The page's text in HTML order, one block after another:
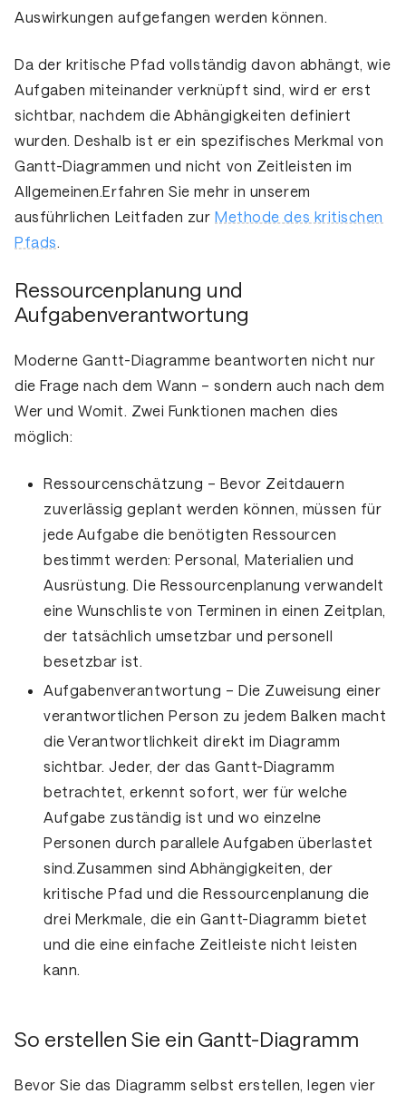
Auswirkungen aufgefangen werden können.
Da der kritische Pfad vollständig davon abhängt, wie
Aufgaben miteinander verknüpft sind, wird er erst
sichtbar, nachdem die Abhängigkeiten definiert
wurden. Deshalb ist er ein spezifisches Merkmal von
Gantt-Diagrammen und nicht von Zeitleisten im
Allgemeinen.Erfahren Sie mehr in unserem
ausführlichen Leitfaden zurMethode des kritischen
Pfads.
Ressourcenplanung und
Aufgabenverantwortung
Moderne Gantt-Diagramme beantworten nicht nur
die Frage nach dem Wann – sondern auch nach dem
Wer und Womit. Zwei Funktionen machen dies
möglich:
Ressourcenschätzung – Bevor Zeitdauern
zuverlässig geplant werden können, müssen für
jede Aufgabe die benötigten Ressourcen
bestimmt werden: Personal, Materialien und
Ausrüstung. Die Ressourcenplanung verwandelt
eine Wunschliste von Terminen in einen Zeitplan,
der tatsächlich umsetzbar und personell
besetzbar ist.
Aufgabenverantwortung – Die Zuweisung einer
verantwortlichen Person zu jedem Balken macht
die Verantwortlichkeit direkt im Diagramm
sichtbar. Jeder, der das Gantt-Diagramm
betrachtet, erkennt sofort, wer für welche
Aufgabe zuständig ist und wo einzelne
Personen durch parallele Aufgaben überlastet
sind.Zusammen sind Abhängigkeiten, der
kritische Pfad und die Ressourcenplanung die
drei Merkmale, die ein Gantt-Diagramm bietet
und die eine einfache Zeitleiste nicht leisten
kann.
So erstellen Sie ein Gantt-Diagramm
Bevor Sie das Diagramm selbst erstellen, legen vier